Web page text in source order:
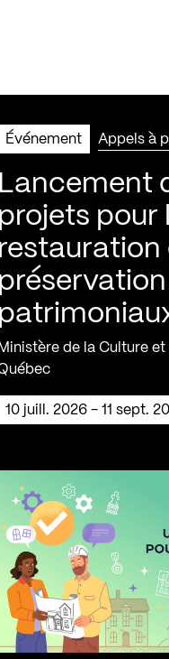
Événement Appels à
Lancement
projets pour
restauration
Ministère de la Culture et
10 juill. 2026 - 11 sept.